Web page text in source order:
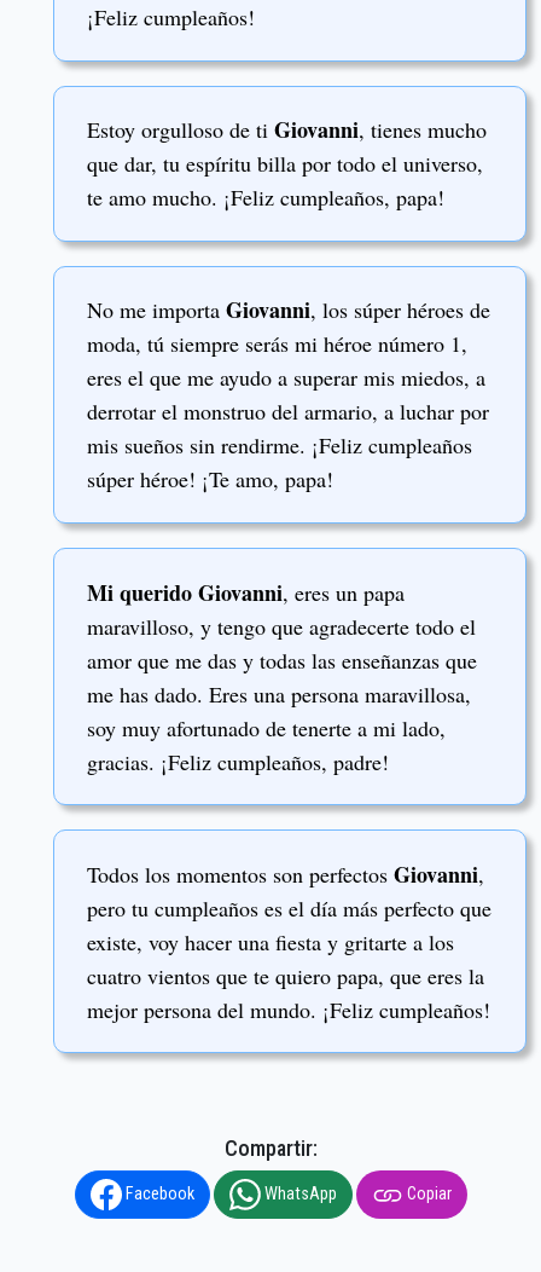
¡Feliz cumpleaños!
Estoy orgulloso de ti Giovanni, tienes mucho
que dar, tu espíritu billa por todo el universo,
te amo mucho. ¡Feliz cumpleaños, papa!
No me importa Giovanni, los súper héroes de
moda, tú siempre serás mi héroe número 1,
eres el que me ayudo a superar mis miedos, a
derrotar el monstruo del armario, a luchar por
mis sueños sin rendirme. ¡Feliz cumpleaños
súper héroe! ¡Te amo, papa!
Mi querido Giovanni, eres un papa
maravilloso, y tengo que agradecerte todo el
amor que me das y todas las enseñanzas que
me has dado. Eres una persona maravillosa,
soy muy afortunado de tenerte a mi lado,
gracias. ¡Feliz cumpleaños, padre!
Todos los momentos son perfectos Giovanni,
pero tu cumpleaños es el día más perfecto que
existe, voy hacer una fiesta y gritarte a los
cuatro vientos que te quiero papa, que eres la
mejor persona del mundo. ¡Feliz cumpleaños!
Compartir:
Facebook WhatsApp Copiar